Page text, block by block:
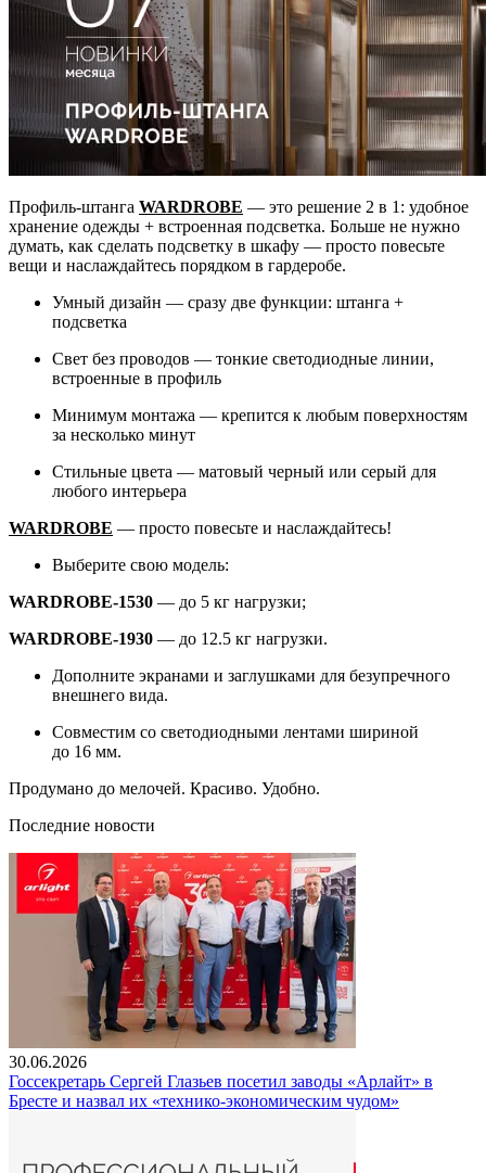
Профиль-штанга WARDROBE — это решение 2 в 1: удобное
хранение одежды + встроенная подсветка. Больше не нужно
думать, как сделать подсветку в шкафу — просто повесьте
вещи и наслаждайтесь порядком в гардеробе.
Умный дизайн — сразу две функции: штанга +
подсветка
Свет без проводов — тонкие светодиодные линии,
встроенные в профиль
Минимум монтажа — крепится к любым поверхностям
за несколько минут
Стильные цвета — матовый черный или серый для
любого интерьера
WARDROBE — просто повесьте и наслаждайтесь!
Выберите свою модель:
WARDROBE-1530 — до 5 кг нагрузки;
WARDROBE-1930 — до 12.5 кг нагрузки.
Дополните экранами и заглушками для безупречного
внешнего вида.
Совместим со светодиодными лентами шириной
до 16 мм.
Продумано до мелочей. Красиво. Удобно.
Последние новости
30.06.2026
Госсекретарь Сергей Глазьев посетил заводы «Арлайт» в
Бресте и назвал их «технико-экономическим чудом»